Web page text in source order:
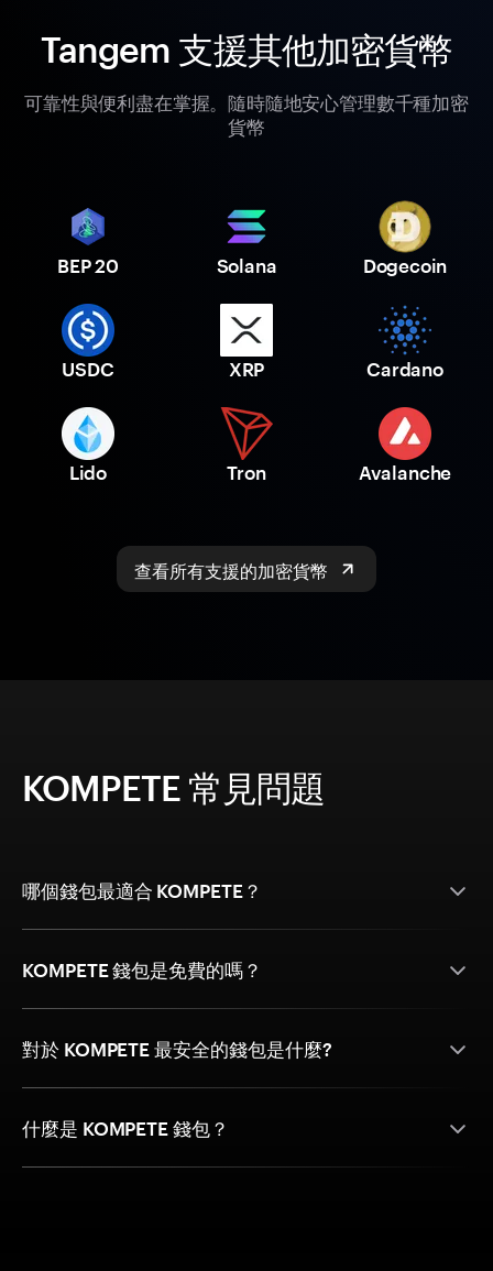
Tangem 支援其他加密貨幣
可靠性與便利盡在掌握。隨時隨地安心管理數千種加密
貨幣
BEP 20 Solana Dogecoin
USDC XRP Cardano
Lido Tron Avalanche
查看所有支援的加密貨幣
KOMPETE 常見問題
哪個錢包最適合 KOMPETE？
KOMPETE 錢包是免費的嗎？
對於 KOMPETE 最安全的錢包是什麼?
什麼是 KOMPETE 錢包？